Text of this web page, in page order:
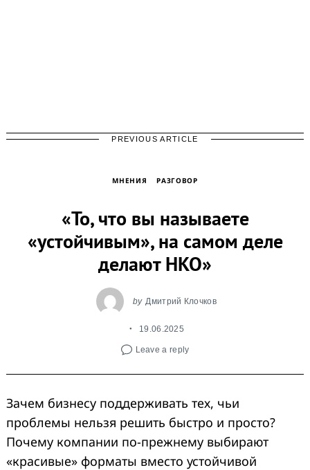
PREVIOUS ARTICLE
МНЕНИЯ РАЗГОВОР
«То, что вы называете
«устойчивым», на самом деле
делают НКО»
by Дмитрий Клочков
19.06.2025
Leave a reply
Зачем бизнесу поддерживать тех, чьи
проблемы нельзя решить быстро и просто?
Почему компании по-прежнему выбирают
«красивые» форматы вместо устойчивой